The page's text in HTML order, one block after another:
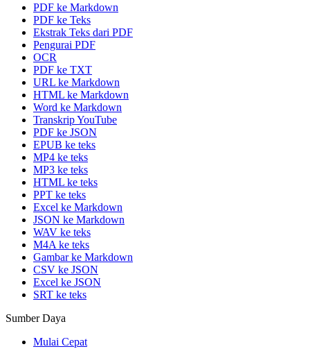
PDF ke Markdown
PDF ke Teks
Ekstrak Teks dari PDF
Pengurai PDF
OCR
PDF ke TXT
URL ke Markdown
HTML ke Markdown
Word ke Markdown
Transkrip YouTube
PDF ke JSON
EPUB ke teks
MP4 ke teks
MP3 ke teks
HTML ke teks
PPT ke teks
Excel ke Markdown
JSON ke Markdown
WAV ke teks
M4A ke teks
Gambar ke Markdown
CSV ke JSON
Excel ke JSON
SRT ke teks
Sumber Daya
Mulai Cepat